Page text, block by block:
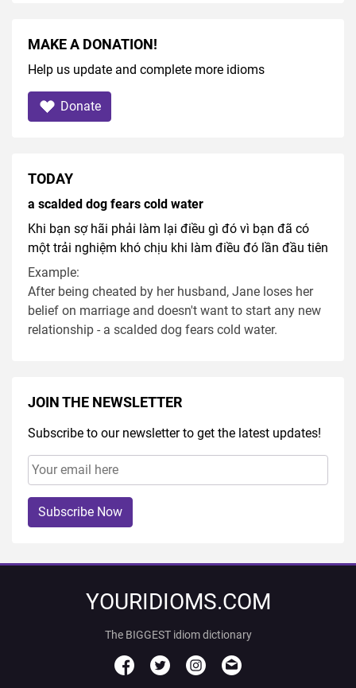
MAKE A DONATION!
Help us update and complete more idioms
Donate
TODAY
a scalded dog fears cold water
Khi bạn sợ hãi phải làm lại điều gì đó vì bạn đã có
một trải nghiệm khó chịu khi làm điều đó lần đầu tiên
Example:
After being cheated by her husband, Jane loses her
belief on marriage and doesn't want to start any new
relationship - a scalded dog fears cold water.
JOIN THE NEWSLETTER
Subscribe to our newsletter to get the latest updates!
Subscribe Now
YOURIDIOMS.COM
The BIGGEST idiom dictionary